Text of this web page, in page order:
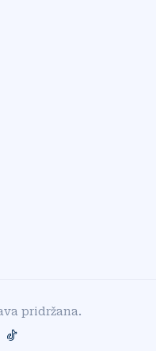
pridržana.